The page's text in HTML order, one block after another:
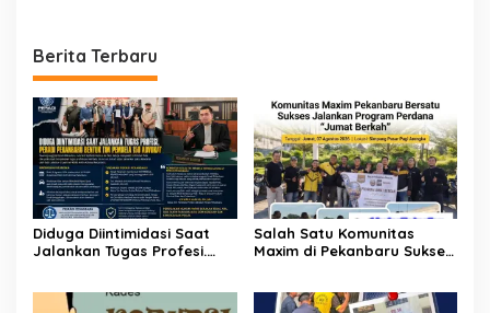
Berita Terbaru
Diduga Diintimidasi Saat
Jalankan Tugas Profesi.
Salah Satu Komunitas
Maxim di Pekanbaru Sukses